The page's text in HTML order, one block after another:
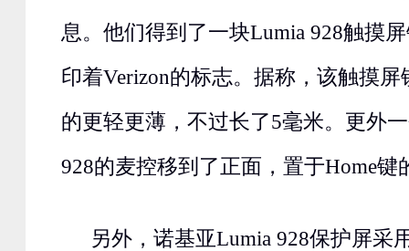
息。他们得到了一块Lumia 928触摸
印着Verizon的标志。据称，该触摸屏
的更轻更薄，不过长了5毫米。更外
928的麦控移到了正面，置于Home键
另外，诺基亚Lumia 928保护屏采